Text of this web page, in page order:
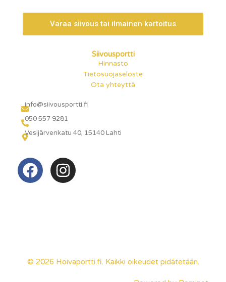
Varaa siivous tai ilmainen kartoitus
Siivousportti
Hinnasto
Tietosuojaseloste
Ota yhteyttä
info@siivousportti.fi
050 557 9281
Vesijärvenkatu 40, 15140 Lahti
© 2026 Hoivaportti.fi. Kaikki oikeudet pidätetään.